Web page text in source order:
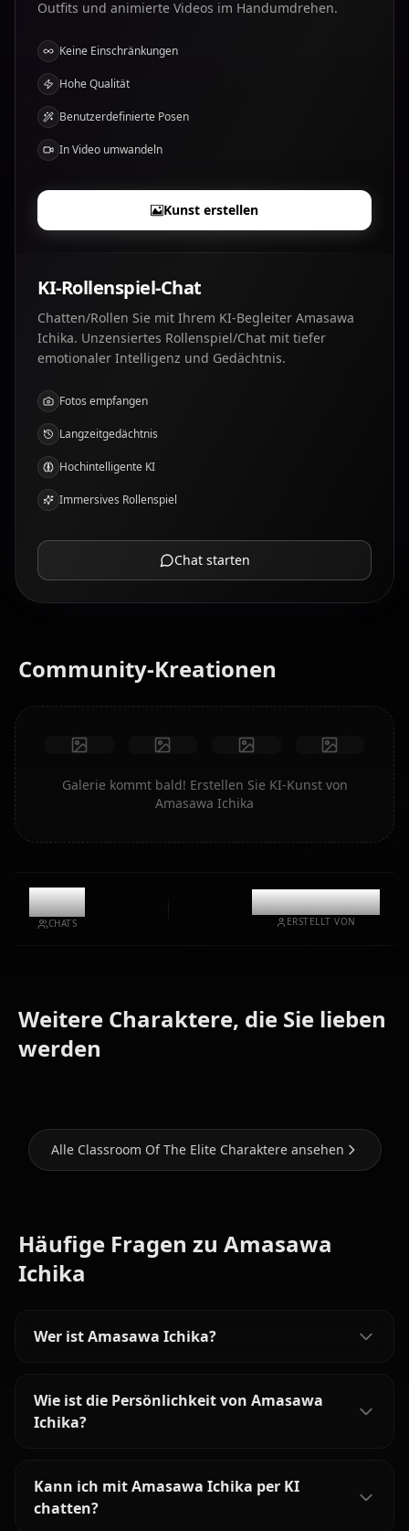
Outfits und animierte Videos im Handumdrehen.
Keine Einschränkungen
Hohe Qualität
Benutzerdefinierte Posen
In Video umwandeln
Kunst erstellen
KI-Rollenspiel-Chat
Chatten/Rollen Sie mit Ihrem KI-Begleiter Amasawa
Ichika. Unzensiertes Rollenspiel/Chat mit tiefer
emotionaler Intelligenz und Gedächtnis.
Fotos empfangen
Langzeitgedächtnis
Hochintelligente KI
Immersives Rollenspiel
Chat starten
Community-Kreationen
Galerie kommt bald! Erstellen Sie KI-Kunst von
Amasawa Ichika
10.8k
CHATS
@casualwaifus
ERSTELLT VON
Weitere Charaktere, die Sie lieben
werden
Ichinose
Alle Classroom Of The Elite Charaktere ansehen
Häufige Fragen zu Amasawa
Ichika
Wer ist Amasawa Ichika?
Wie ist die Persönlichkeit von Amasawa
Ichika?
Kann ich mit Amasawa Ichika per KI
chatten?